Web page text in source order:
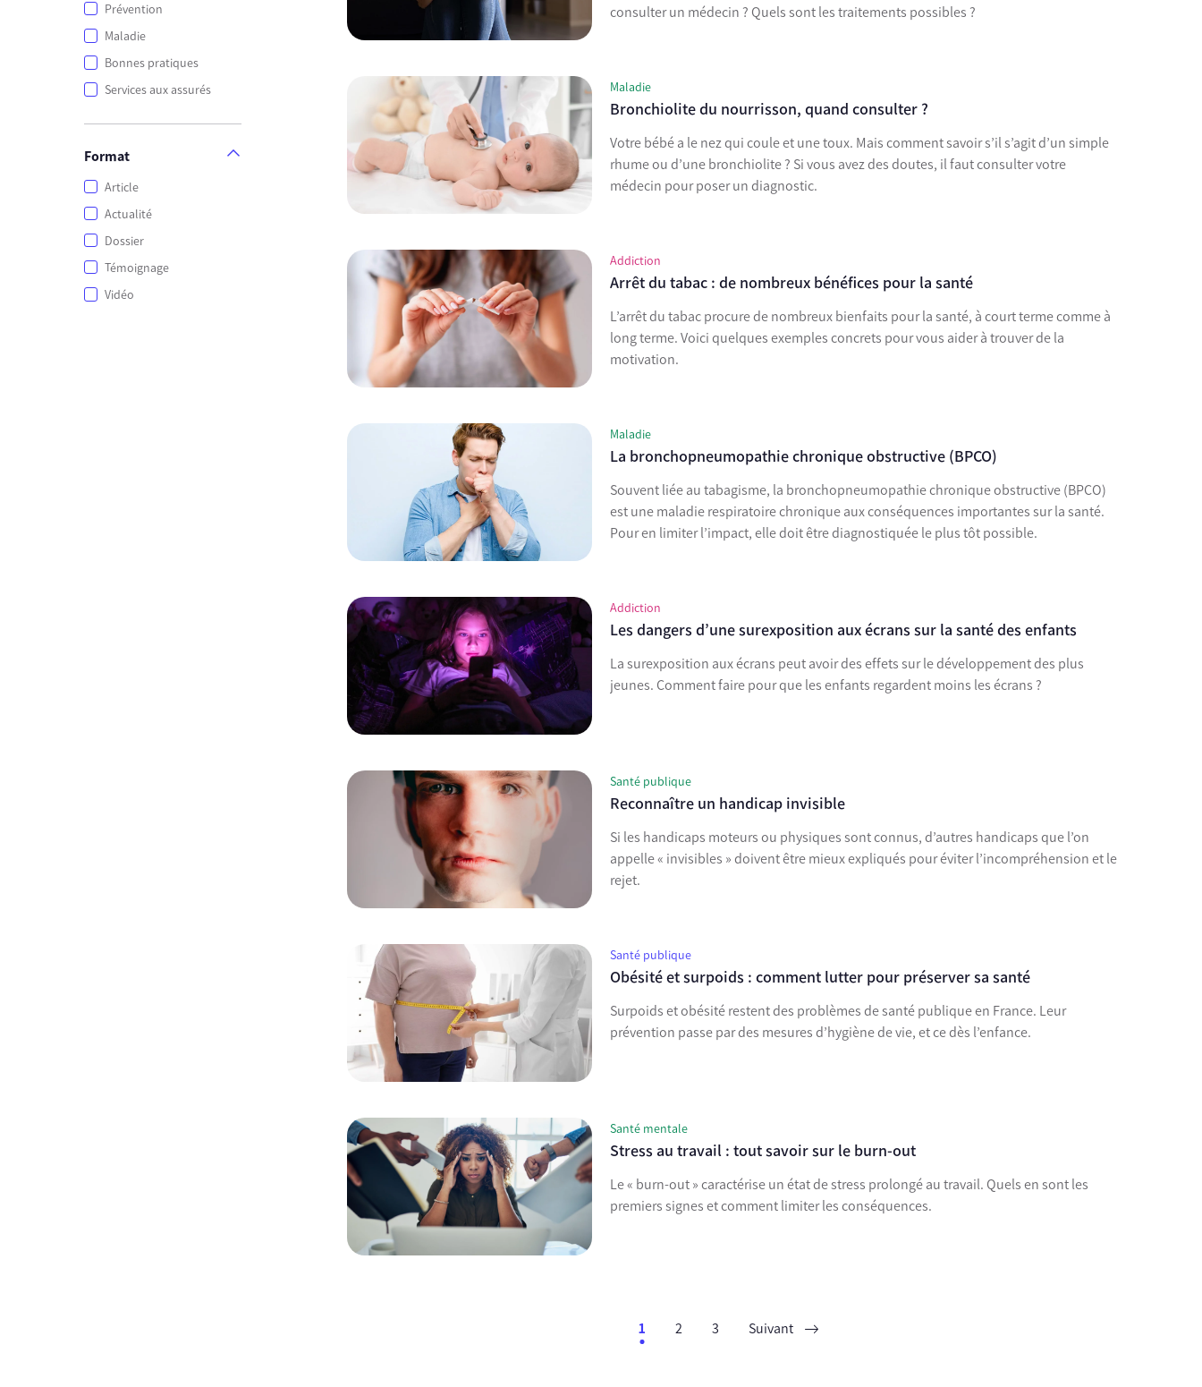
Prévention
Maladie
Bonnes pratiques
Services aux assurés
Format
Article
Actualité
Dossier
Témoignage
Vidéo
consulter un médecin ? Quels sont les traitements possibles ?
Maladie
Bronchiolite du nourrisson, quand consulter ?
Votre bébé a le nez qui coule et une toux. Mais comment savoir s’il s’agit d’un simple
rhume ou d’une bronchiolite ? Si vous avez des doutes, il faut consulter votre
médecin pour poser un diagnostic.
Addiction
Arrêt du tabac : de nombreux bénéfices pour la santé
L’arrêt du tabac procure de nombreux bienfaits pour la santé, à court terme comme à
long terme. Voici quelques exemples concrets pour vous aider à trouver de la
motivation.
Maladie
La bronchopneumopathie chronique obstructive (BPCO)
Souvent liée au tabagisme, la bronchopneumopathie chronique obstructive (BPCO)
est une maladie respiratoire chronique aux conséquences importantes sur la santé.
Pour en limiter l’impact, elle doit être diagnostiquée le plus tôt possible.
Addiction
Les dangers d’une surexposition aux écrans sur la santé des enfants
La surexposition aux écrans peut avoir des effets sur le développement des plus
jeunes. Comment faire pour que les enfants regardent moins les écrans ?
Santé publique
Reconnaître un handicap invisible
Si les handicaps moteurs ou physiques sont connus, d’autres handicaps que l’on
appelle « invisibles » doivent être mieux expliqués pour éviter l’incompréhension et le
rejet.
Santé publique
Obésité et surpoids : comment lutter pour préserver sa santé
Surpoids et obésité restent des problèmes de santé publique en France. Leur
prévention passe par des mesures d’hygiène de vie, et ce dès l’enfance.
Santé mentale
Stress au travail : tout savoir sur le burn-out
Le « burn-out » caractérise un état de stress prolongé au travail. Quels en sont les
premiers signes et comment limiter les conséquences.
1 2 3 Suivant